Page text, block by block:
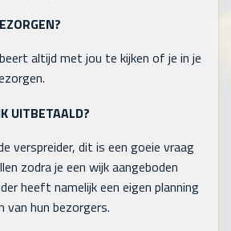
altijd met jou te kijken of je in je
UITBETAALD?
verspreider, dit is een goeie vraag
zodra je een wijk aangeboden
heeft namelijk een eigen planning
hun bezorgers.